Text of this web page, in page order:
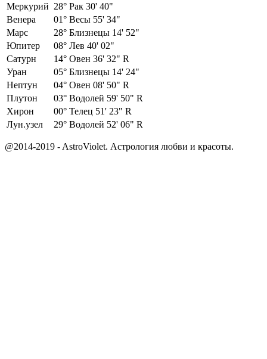
Меркурий 28° Рак 30' 40"
Венера
01° Весы 55' 34"
Марс
28° Близнецы 14' 52"
Юпитер
08° Лев 40' 02"
Сатурн
14° Овен 36' 32" R
Уран
05° Близнецы 14' 24"
Нептун
04° Овен 08' 50" R
Плутон
03° Водолей 59' 50" R
Хирон
00° Телец 51' 23" R
Лун.узел
29° Водолей 52' 06" R
@2014-2019 - AstroViolet. Астрология любви и красоты.